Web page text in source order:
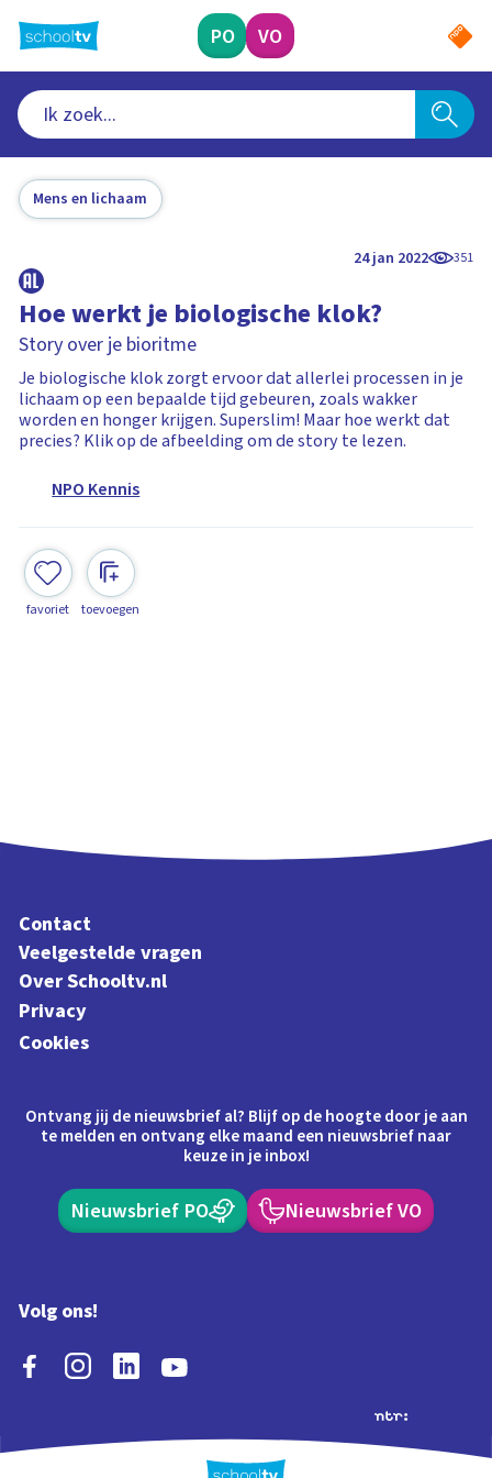
naar
hoofdinhoud
PO VO
Mens en lichaam
24 jan 2022 351
Hoe werkt je biologische klok?
Story over je bioritme
Je biologische klok zorgt ervoor dat allerlei processen in je
lichaam op een bepaalde tijd gebeuren, zoals wakker
worden en honger krijgen. Superslim! Maar hoe werkt dat
precies? Klik op de afbeelding om de story te lezen.
NPO Kennis
favoriet toevoegen
Contact
Veelgestelde vragen
Over Schooltv.nl
Privacy
Cookies
Ontvang jij de nieuwsbrief al? Blijf op de hoogte door je aan
te melden en ontvang elke maand een nieuwsbrief naar
keuze in je inbox!
Nieuwsbrief PO Nieuwsbrief VO
Volg ons!